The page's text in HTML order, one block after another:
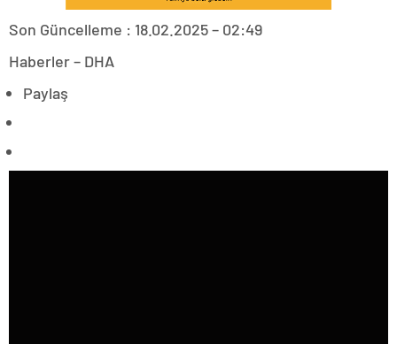
Son Güncelleme : 18.02.2025 – 02:49
Haberler – DHA
Paylaş